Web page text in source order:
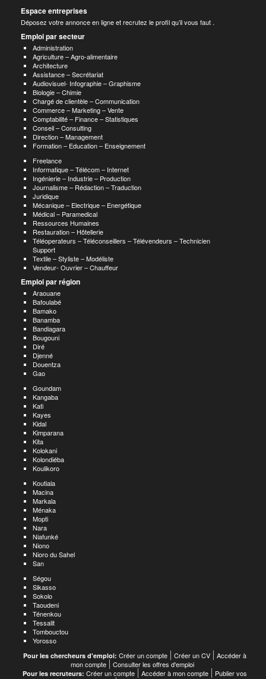
Espace entreprises
Déposez votre annonce en ligne et recrutez le profil qu’il vous faut .
Emploi par secteur
Administration
Agriculture – Agro-alimentaire
Architecture
Assistance – Secrétariat
Audiovisuel- Infographie – Graphisme
Biologie – Chimie
Chargé de clientèle – Communication
Commerce – Marketing – Vente
Comptabilité – Finance – Statistiques
Conseil – Consulting
Direction – Management
Formation – Education – Enseignement
Freelance
Informatique – Télécom – Internet
Ingénierie – Industrie – Production
Journalisme – Rédaction – Traduction
Juridique
Mécanique – Electrique – Energétique
Médical – Paramedical
Ressources Humaines
Restauration – Hôtellerie
Téléoperateurs – Téléconseillers – Télévendeurs – Technicien
Support
Textile – Styliste – Modéliste
Vendeur- Ouvrier – Chauffeur
Emploi par région
Araouane
Bafoulabé
Bamako
Banamba
Bandiagara
Bougouni
Diré
Djenné
Douentza
Gao
Goundam
Kangaba
Kati
Kayes
Kidal
Kimparana
Kita
Kolokani
Kolondiéba
Koulikoro
Koutiala
Macina
Markala
Ménaka
Mopti
Nara
Niafunké
Niono
Nioro du Sahel
San
Ségou
Sikasso
Sokolo
Taoudeni
Ténenkou
Tessalit
Tombouctou
Yorosso
Pour les chercheurs d'emploi: Créer un compte Créer un CV
Accéder à
mon compte
Consulter les offres d'emploi
Pour les recruteurs: Créer un compte Accéder à mon compte
Publier vos